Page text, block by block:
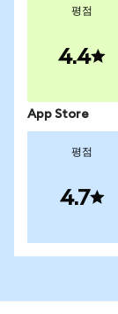
평점
4.4
App Store
평점
4.7